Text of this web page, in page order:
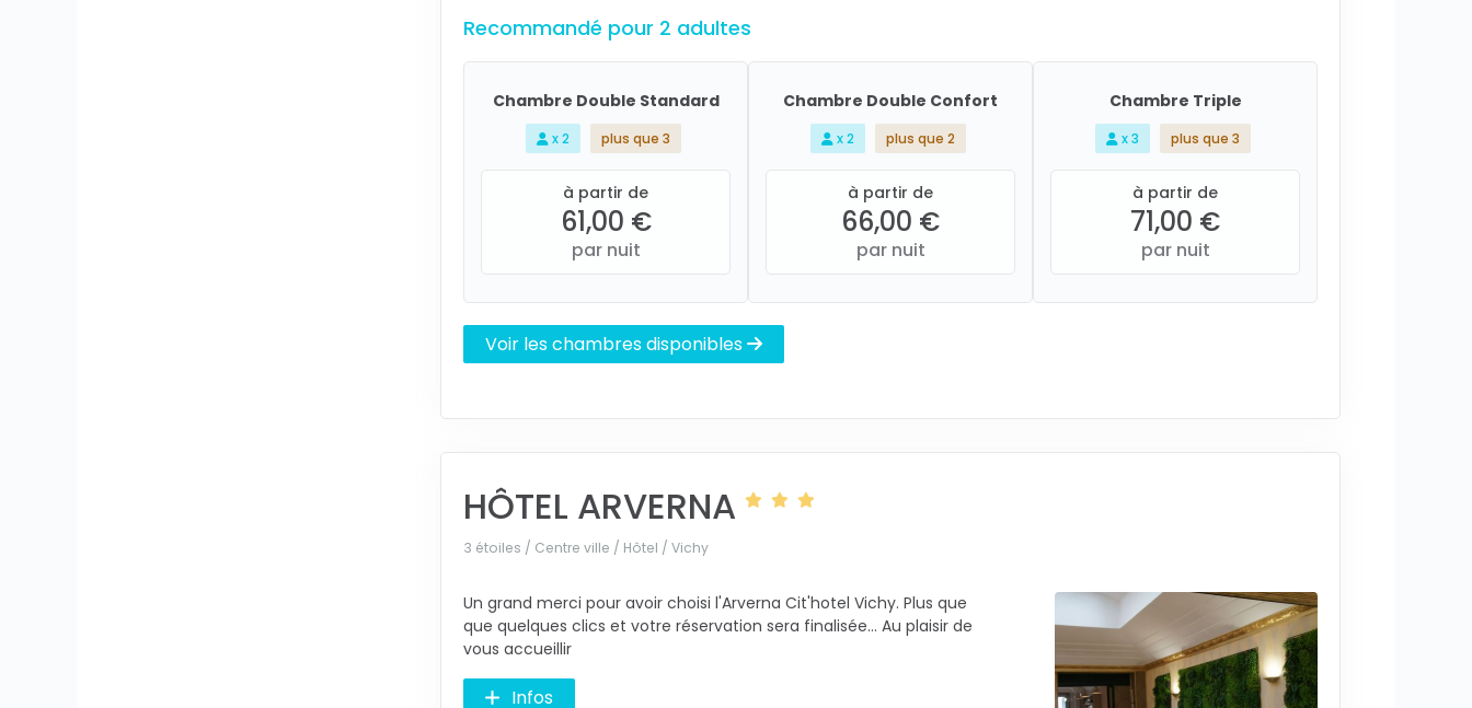
Recommandé pour 2 adultes
Chambre Double Standard
x 2 plus que 3
à partir de
61,00 €
par nuit
Chambre Double Confort
x 2 plus que 2
à partir de
66,00 €
par nuit
Chambre Triple
x 3 plus que 3
à partir de
71,00 €
par nuit
Voir les chambres disponibles
HÔTEL ARVERNA
3 étoiles / Centre ville / Hôtel / Vichy
Un grand merci pour avoir choisi l'Arverna Cit'hotel Vichy. Plus que
que quelques clics et votre réservation sera finalisée... Au plaisir de
vous accueillir
Infos